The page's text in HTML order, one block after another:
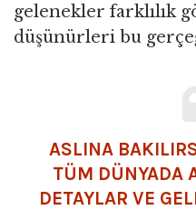
gelenekler farklılık
düşünürleri bu
ASLINA
TÜM DÜNYADA
DETAYLAR VE